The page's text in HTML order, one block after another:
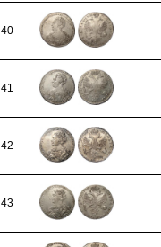
40
41
42
43